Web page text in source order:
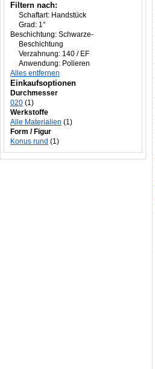
Filtern nach:
Schaftart: Handstück
Grad: 1°
Beschichtung: Schwarze-
Beschichtung
Verzahnung: 140 / EF
Anwendung: Polieren
Alles entfernen
Einkaufsoptionen
Durchmesser
020 (1)
Werkstoffe
Alle Materialien (1)
Form / Figur
Konus rund (1)